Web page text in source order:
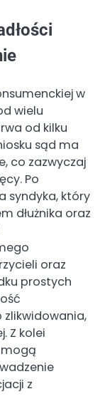
w
wielu
od kilku
sąd ma
co zazwyczaj
Po
syndyka, który
dłużnika oraz
oraz
prostych
zlikwidowania,
Z kolei
z